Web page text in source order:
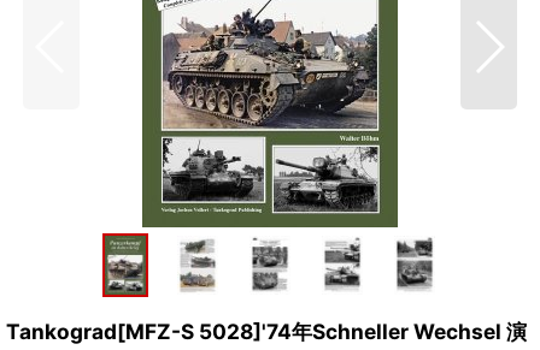
Tankograd[MFZ-S 5028]'74年Schneller Wechsel 演